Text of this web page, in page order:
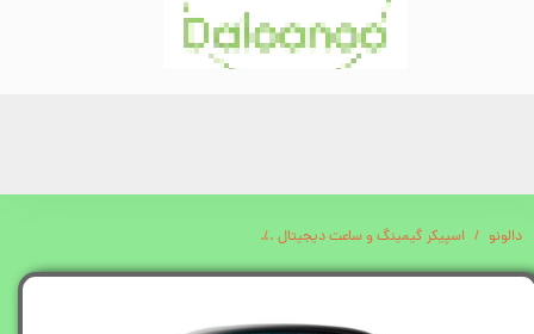
دالونو اسپیکر گیمینگ و ساعت دیجیتال